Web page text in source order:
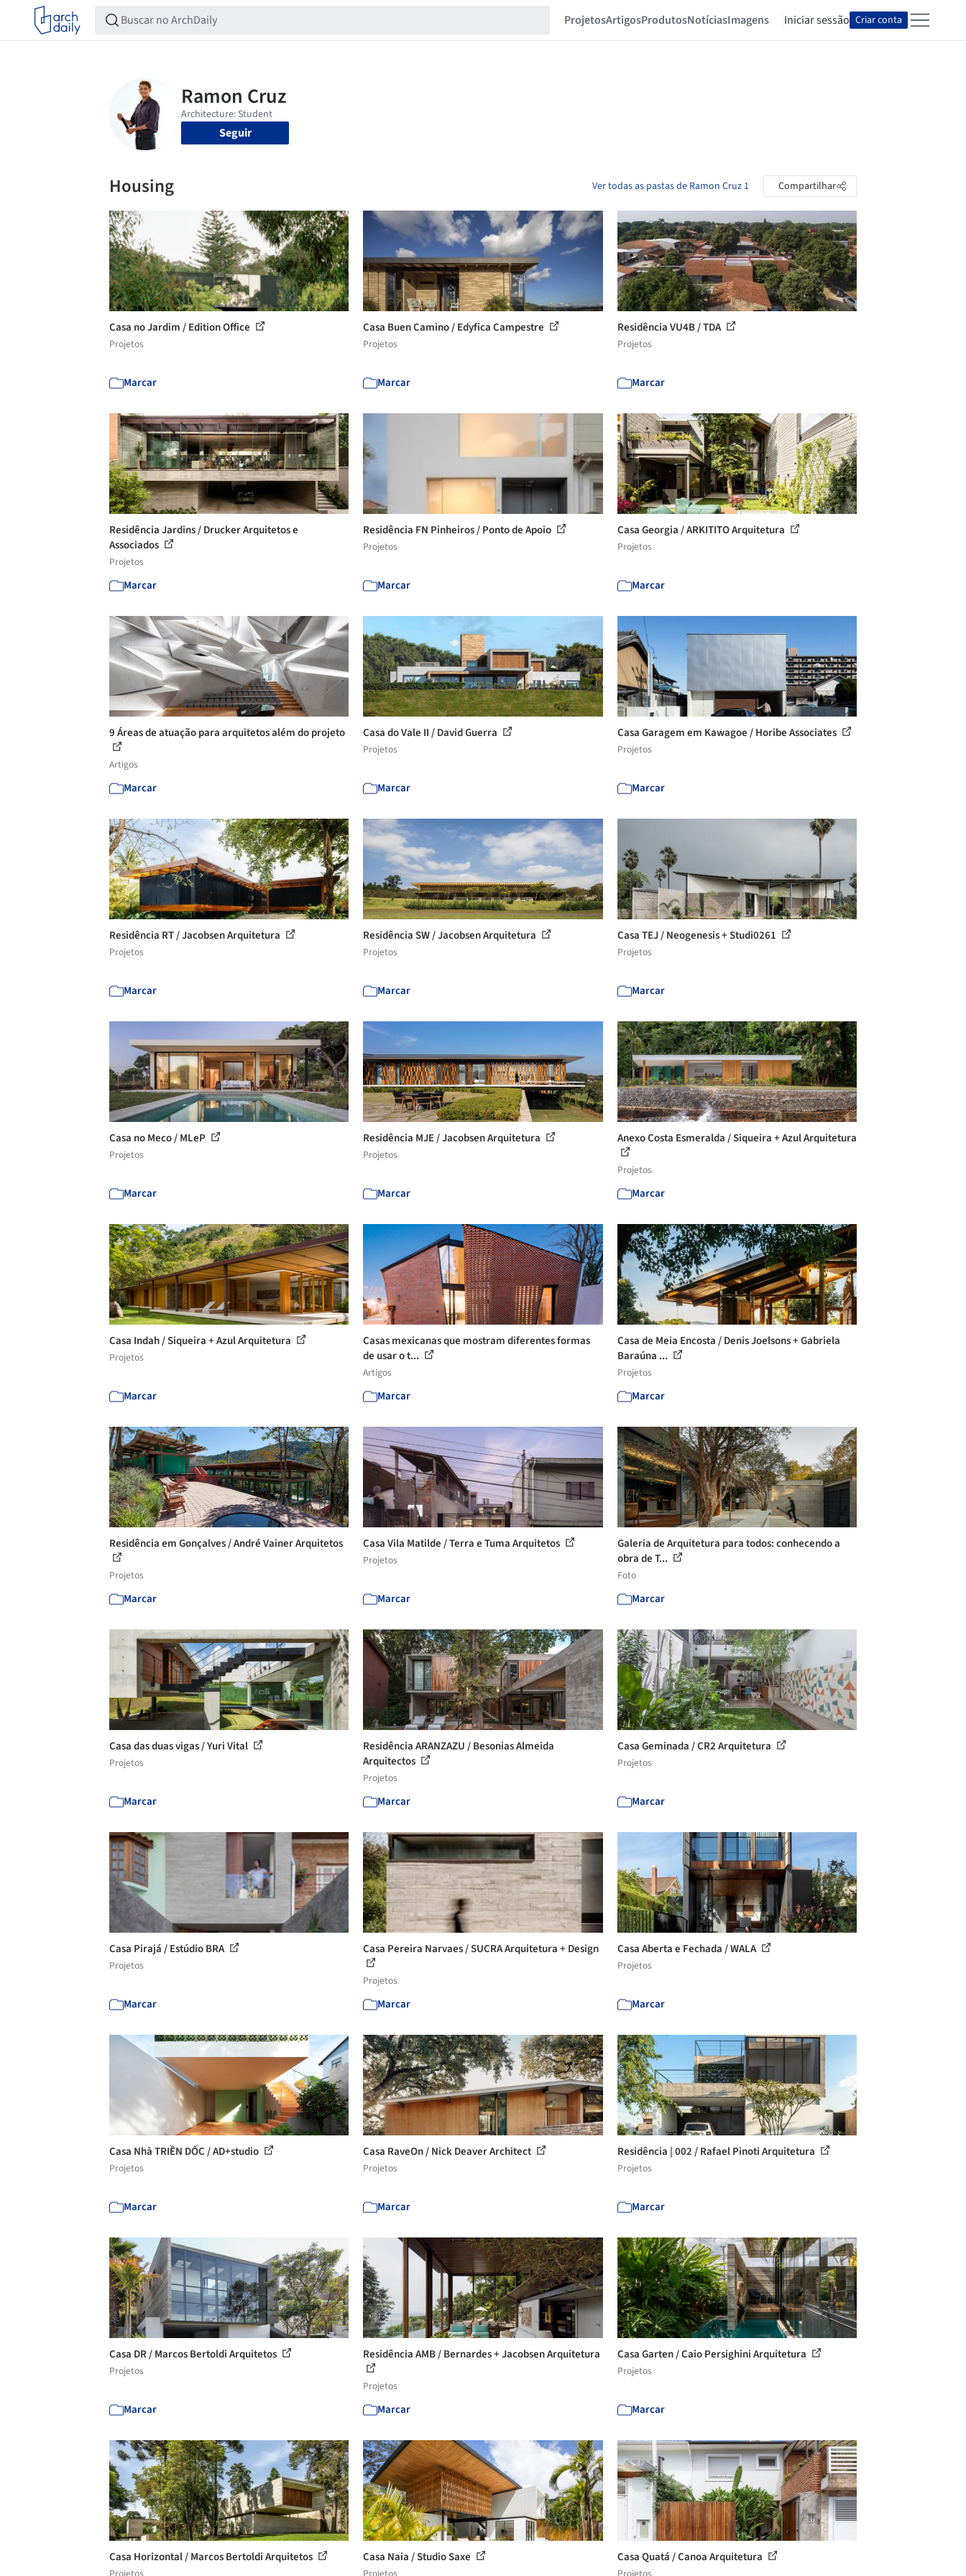
ProjetosArtigosProdutosNotíciasImagens Iniciar sessão Criar conta
Seguir
Housing Ver todas as pastas de Ramon Cruz 1 Compartilhar
Casa no Jardim / Edition Office
Projetos
Marcar
Casa Buen Camino / Edyfica Campestre
Projetos
Marcar
Residência VU4B / TDA
Projetos
Marcar
Residência Jardins / Drucker Arquitetos e
Associados
Projetos
Marcar
Residência FN Pinheiros / Ponto de Apoio
Projetos
Marcar
Casa Georgia / ARKITITO Arquitetura
Projetos
Marcar
9 Áreas de atuação para arquitetos além do projeto
Artigos
Marcar
Casa do Vale II / David Guerra
Projetos
Marcar
Casa Garagem em Kawagoe / Horibe Associates
Projetos
Marcar
Residência RT / Jacobsen Arquitetura
Projetos
Marcar
Residência SW / Jacobsen Arquitetura
Projetos
Marcar
Casa TEJ / Neogenesis + Studi0261
Projetos
Marcar
Casa no Meco / MLeP
Projetos
Marcar
Residência MJE / Jacobsen Arquitetura
Projetos
Marcar
Anexo Costa Esmeralda / Siqueira + Azul Arquitetura
Projetos
Marcar
Casa Indah / Siqueira + Azul Arquitetura
Projetos
Marcar
Casas mexicanas que mostram diferentes formas
de usar o t...
Artigos
Marcar
Casa de Meia Encosta / Denis Joelsons + Gabriela
Baraúna ...
Projetos
Marcar
Residência em Gonçalves / André Vainer Arquitetos
Projetos
Marcar
Casa Vila Matilde / Terra e Tuma Arquitetos
Projetos
Marcar
Galeria de Arquitetura para todos: conhecendo a
obra de T...
Foto
Marcar
Casa das duas vigas / Yuri Vital
Projetos
Marcar
Residência ARANZAZU / Besonias Almeida
Arquitectos
Projetos
Marcar
Casa Geminada / CR2 Arquitetura
Projetos
Marcar
Casa Pirajá / Estúdio BRA
Projetos
Marcar
Casa Pereira Narvaes / SUCRA Arquitetura + Design
Projetos
Marcar
Casa Aberta e Fechada / WALA
Projetos
Marcar
Casa Nhà TRIỀN DỐC / AD+studio
Projetos
Marcar
Casa RaveOn / Nick Deaver Architect
Projetos
Marcar
Residência | 002 / Rafael Pinoti Arquitetura
Projetos
Marcar
Casa DR / Marcos Bertoldi Arquitetos
Projetos
Marcar
Residência AMB / Bernardes + Jacobsen Arquitetura
Projetos
Marcar
Casa Garten / Caio Persighini Arquitetura
Projetos
Marcar
Casa Horizontal / Marcos Bertoldi Arquitetos Casa Naia / Studio Saxe Casa Quatá / Canoa Arquitetura